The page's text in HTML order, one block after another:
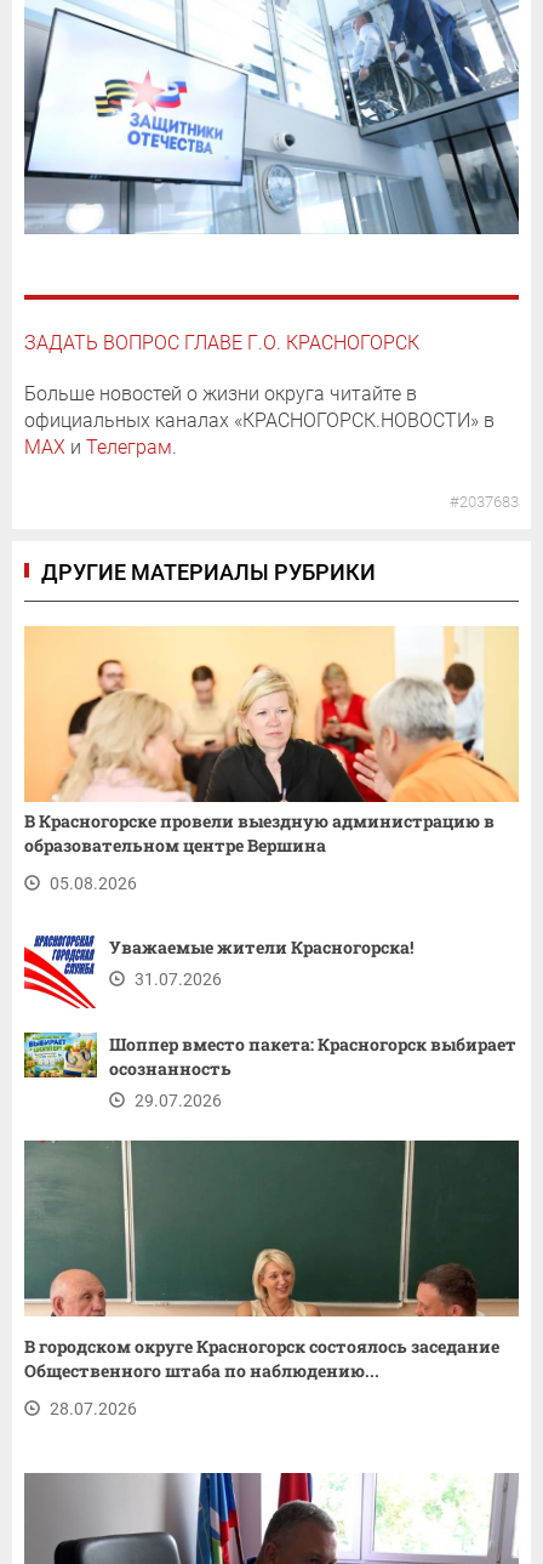
ЗАДАТЬ ВОПРОС ГЛАВЕ Г.О. КРАСНОГОРСК
Больше новостей о жизни округа читайте в
официальных каналах «КРАСНОГОРСК.НОВОСТИ» в
MAX и Телеграм.
#2037683
ДРУГИЕ МАТЕРИАЛЫ РУБРИКИ
В Красногорске провели выездную администрацию в
образовательном центре Вершина
05.08.2026
Уважаемые жители Красногорска!
31.07.2026
Шоппер вместо пакета: Красногорск выбирает
осознанность
29.07.2026
В городском округе Красногорск состоялось заседание
Общественного штаба по наблюдению...
28.07.2026